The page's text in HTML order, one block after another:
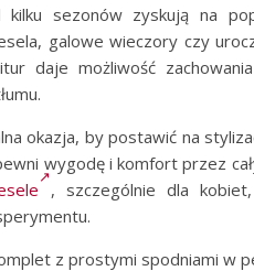
sezonów zyskują na
galowe wieczory czy
daje możliwość
okazja, by postawić na
wygodę i komfort przez
, szczególnie dla
z prostymi spodniami w